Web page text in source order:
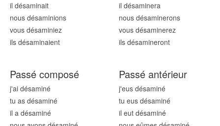
il désaminait
nous désaminions
vous désaminiez
ils désaminaient
il désaminera
nous désaminerons
vous désaminerez
ils désamineront
Passé composé
j'ai désaminé
tu as désaminé
il a désaminé
Passé antérieur
j'eus désaminé
tu eus désaminé
il eut désaminé